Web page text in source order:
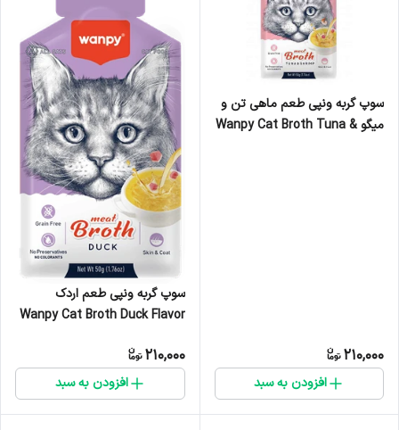
سوپ گربه ونپی طعم ماهی تن و
میگو Wanpy Cat Broth Tuna &
210,000
افزودن به سبد
سوپ گربه ونپی طعم اردک
Wanpy Cat Broth Duck Flavor
210,000
افزودن به سبد